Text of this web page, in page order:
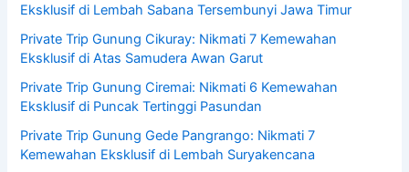
Eksklusif di Lembah Sabana Tersembunyi Jawa Timur
Private Trip Gunung Cikuray: Nikmati 7 Kemewahan
Eksklusif di Atas Samudera Awan Garut
Private Trip Gunung Ciremai: Nikmati 6 Kemewahan
Eksklusif di Puncak Tertinggi Pasundan
Private Trip Gunung Gede Pangrango: Nikmati 7
Kemewahan Eksklusif di Lembah Suryakencana